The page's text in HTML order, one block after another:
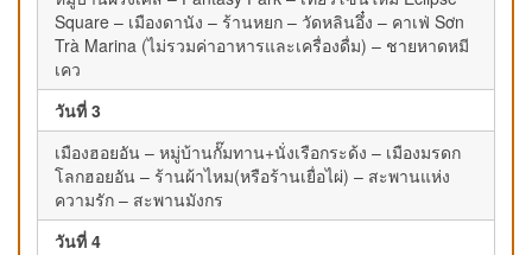
Square – เมืองดานัง – ร้านหยก – วัดหลินอึ๋ง – คาเฟ่ Sơn
Trà Marina (ไม่รวมค่าอาหารและเครื่องดื่ม) – ชายหาดหมี
เคว
วันที่ 3
เมืองฮอยอัน – หมู่บ้านกั๊มทาน+นั่งเรือกระด้ง – เมืองมรดก
โลกฮอยอัน – ร้านผ้าไหม(หรือร้านเยื่อไผ่) – สะพานแห่ง
ความรัก – สะพานมังกร
วันที่ 4